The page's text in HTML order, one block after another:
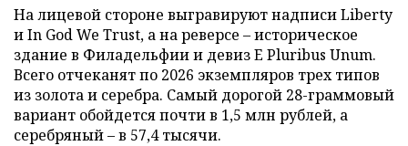
На лицевой стороне выгравируют надписи Liberty
и In God We Trust, а на реверсе – историческое
здание в Филадельфии и девиз E Pluribus Unum.
Всего отчеканят по 2026 экземпляров трех типов
из золота и серебра. Самый дорогой 28-граммовый
вариант обойдется почти в 1,5 млн рублей, а
серебряный – в 57,4 тысячи.